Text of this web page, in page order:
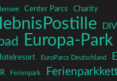
Center Parcs Charity
Europa-Park
EuroParcs Deutschland
Ferienpark